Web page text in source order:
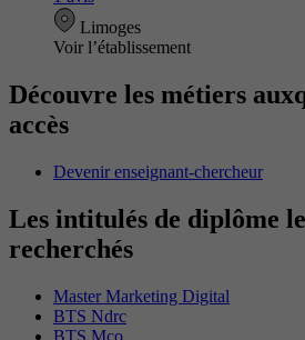
Limoges
Voir l’établissement
Découvre les métiers
accès
Devenir enseignant-chercheur
Les intitulés de diplôme
recherchés
Master Marketing Digital
BTS Ndrc
BTS Mco